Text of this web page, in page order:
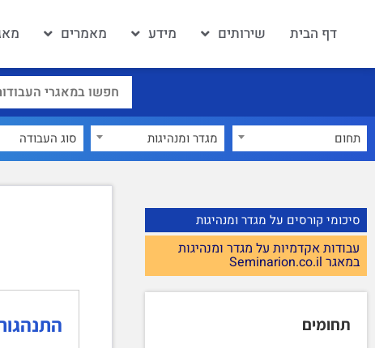
דף הבית שירותים מידע מאמרים
תחום מגדר ומנהיגות
סיכומי קורסים על מגדר ומנהיגות
עבודות אקדמיות על מגדר ומנהיגות
במאגר Seminarion.co.il
תחומים התנהגות